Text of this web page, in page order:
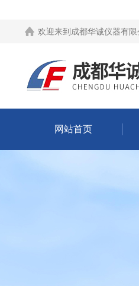
欢迎来到 成都华诚仪器有
网站首页